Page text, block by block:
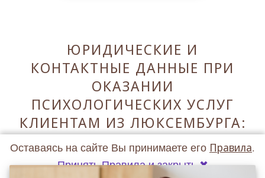
ЮРИДИЧЕСКИЕ И
КОНТАКТНЫЕ ДАННЫЕ ПРИ
ОКАЗАНИИ
ПСИХОЛОГИЧЕСКИХ УСЛУГ
КЛИЕНТАМ ИЗ ЛЮКСЕМБУРГА:
Оставаясь на сайте Вы принимаете его Правила.
Принять Правила и закрыть ✖